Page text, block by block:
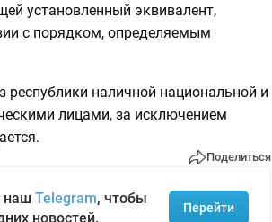
установленный эквивалент,
с порядком, определяемым
республики наличной национальной и
лицами, за исключением
Поделиться
наш Telegram, чтобы
новостей.
Перейти